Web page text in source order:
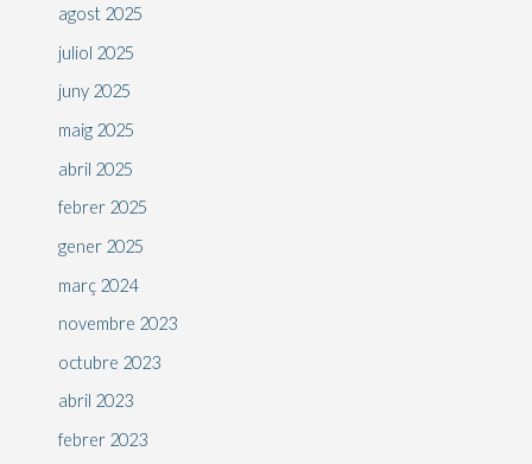
agost 2025
juliol 2025
juny 2025
maig 2025
abril 2025
febrer 2025
gener 2025
març 2024
novembre 2023
octubre 2023
abril 2023
febrer 2023